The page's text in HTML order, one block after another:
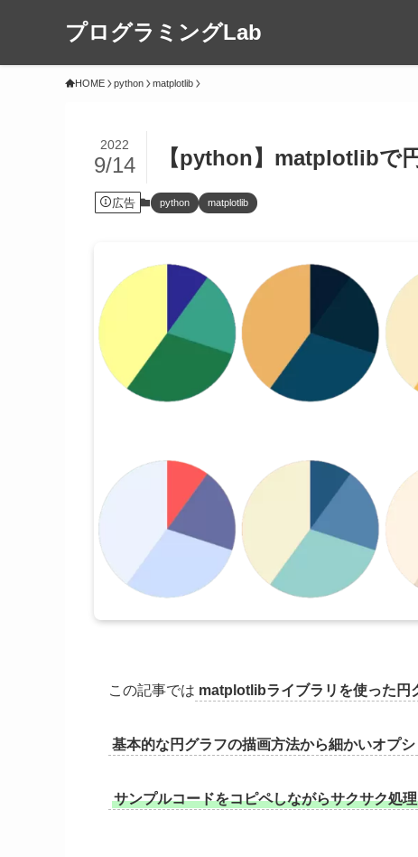
プログラミングLab
HOME python matplotlib
【python】matplotlibで
2022
9/14
広告 python matplotlib
この記事では matplotlibライブラリを使った円
基本的な円グラフの描画方法から細かいオプ
サンプルコードをコピペしながらサクサク処